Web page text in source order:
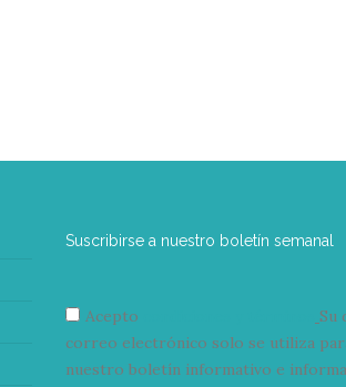
Suscribirse a nuestro boletín semanal
Acepto
Su
correo electrónico solo se utiliza
nuestro boletín informativo e